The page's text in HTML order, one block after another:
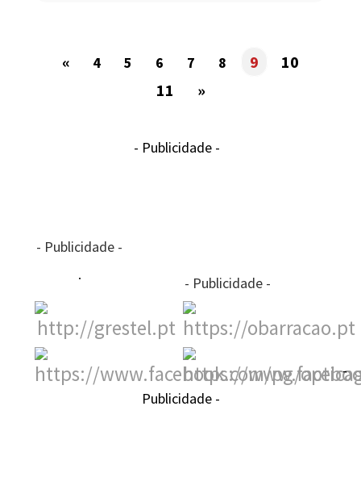
« 4 5 6 7 8 9
10
11
»
- Publicidade -
- Publicidade -
- Publicidade -
-
Publicidade -